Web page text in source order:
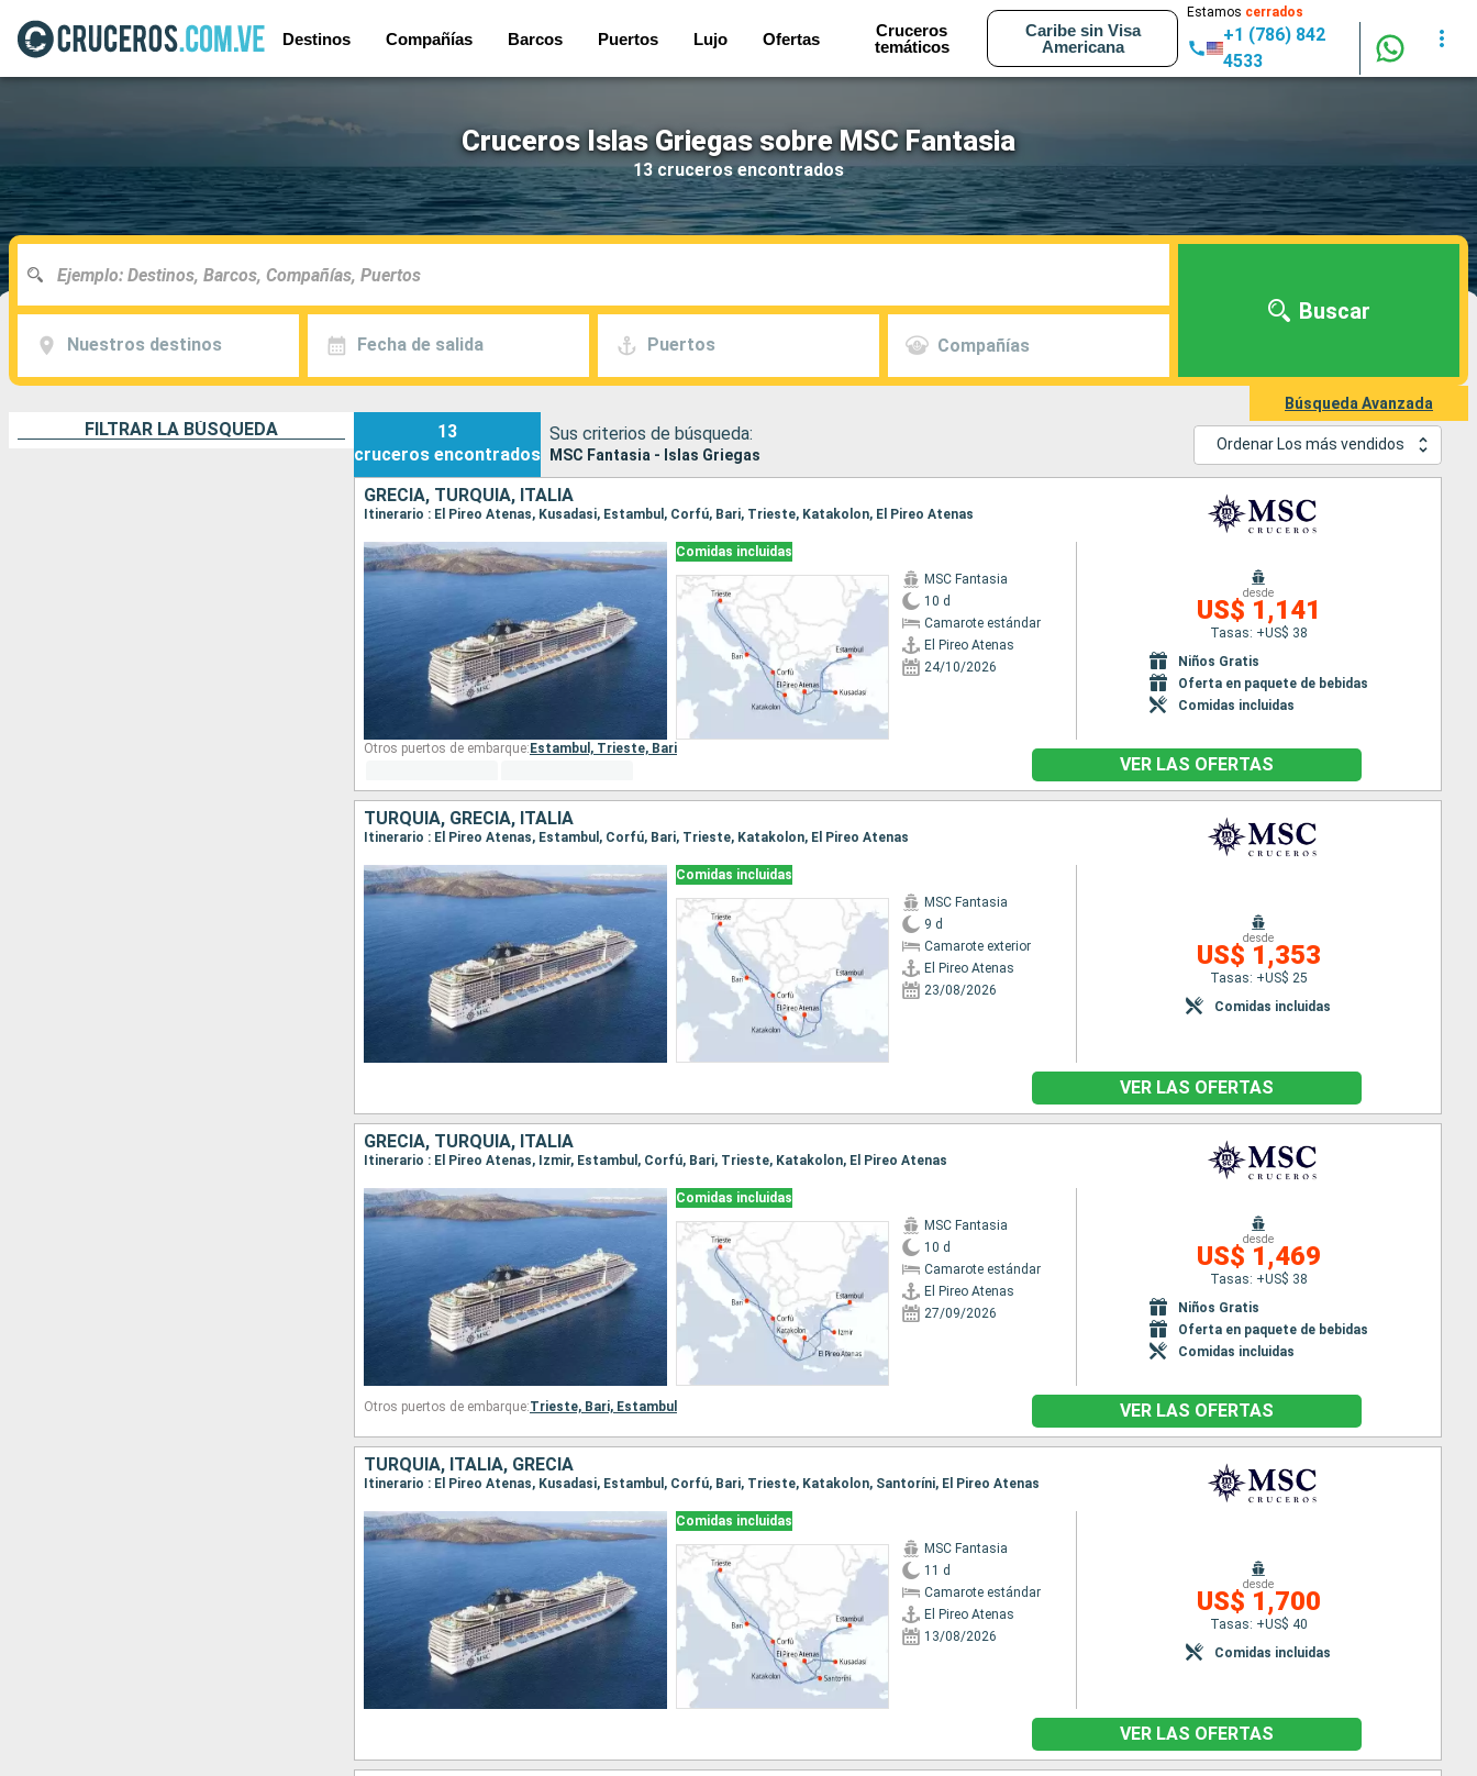
Destinos Compañías Barcos Puertos Lujo Ofertas
Cruceros
temáticos
Caribe sin Visa
Americana
Estamos cerrados
+1 (786) 842
4533
Cruceros Islas Griegas sobre MSC Fantasia
13 cruceros encontrados
Nuestros destinos Fecha de salida Puertos Compañías
Buscar
Búsqueda Avanzada
FILTRAR LA BÚSQUEDA
13
cruceros encontrados
Sus criterios de búsqueda:
MSC Fantasia - Islas Griegas
Ordenar Los más vendidos
GRECIA, TURQUÍA, ITALIA
Itinerario : El Pireo Atenas, Kusadasi, Estambul, Corfú, Bari, Trieste, Katakolon, El Pireo Atenas
Comidas incluidas
MSC Fantasia
10 d
Camarote estándar
El Pireo Atenas
24/10/2026
desde
US$ 1,141
Tasas: +US$ 38
Niños Gratis
Oferta en paquete de bebidas
Comidas incluidas
Otros puertos de embarque: Estambul, Trieste, Bari
VER LAS OFERTAS
TURQUÍA, GRECIA, ITALIA
Itinerario : El Pireo Atenas, Estambul, Corfú, Bari, Trieste, Katakolon, El Pireo Atenas
Comidas incluidas
MSC Fantasia
9 d
Camarote exterior
El Pireo Atenas
23/08/2026
desde
US$ 1,353
Tasas: +US$ 25
Comidas incluidas
VER LAS OFERTAS
GRECIA, TURQUÍA, ITALIA
Itinerario : El Pireo Atenas, Izmir, Estambul, Corfú, Bari, Trieste, Katakolon, El Pireo Atenas
Comidas incluidas
MSC Fantasia
10 d
Camarote estándar
El Pireo Atenas
27/09/2026
desde
US$ 1,469
Tasas: +US$ 38
Niños Gratis
Oferta en paquete de bebidas
Comidas incluidas
Otros puertos de embarque:Trieste, Bari, Estambul VER LAS OFERTAS
TURQUÍA, ITALIA, GRECIA
Itinerario : El Pireo Atenas, Kusadasi, Estambul, Corfú, Bari, Trieste, Katakolon, Santoríni, El Pireo Atenas
Comidas incluidas
MSC Fantasia
11 d
Camarote estándar
El Pireo Atenas
13/08/2026
desde
US$ 1,700
Tasas: +US$ 40
Comidas incluidas
VER LAS OFERTAS